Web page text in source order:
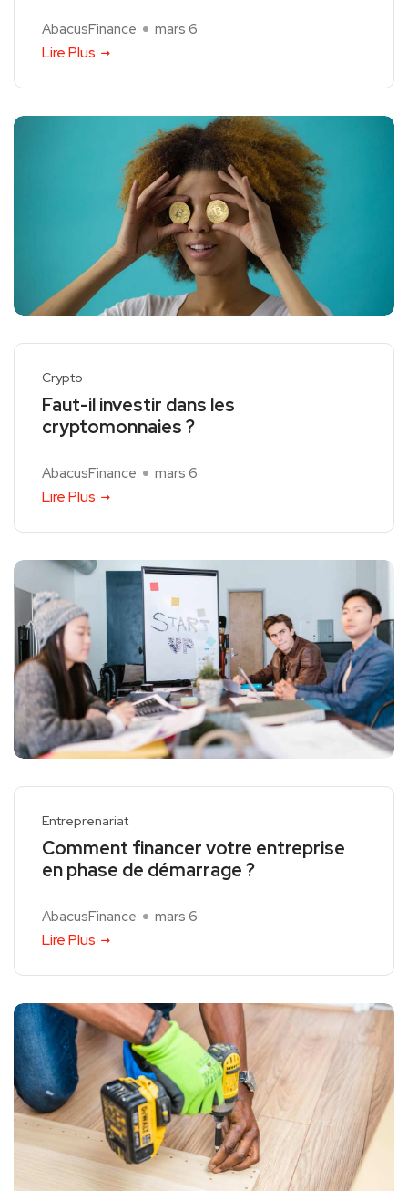
AbacusFinance mars 6
Lire Plus
Crypto
Faut-il investir dans les
cryptomonnaies ?
AbacusFinance mars 6
Lire Plus
Entreprenariat
Comment financer votre entreprise
en phase de démarrage ?
AbacusFinance mars 6
Lire Plus